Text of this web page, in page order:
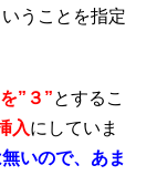
うことを指定
”３”とするこ
入にしていま
いので、あま